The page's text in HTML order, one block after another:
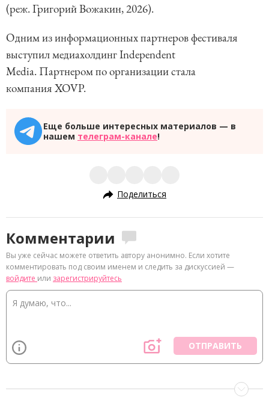
(реж. Григорий Вожакин, 2026).
Одним из информационных партнеров фестиваля
выступил медиахолдинг Independent
Media. Партнером по организации стала
компания XOVP.
Еще больше интересных материалов — в
нашем телеграм-канале!
Поделиться
Комментарии
Вы уже сейчас можете ответить автору анонимно. Если хотите
комментировать под своим именем и следить за дискуссией —
войдите или зарегистрируйтесь
ОТПРАВИТЬ